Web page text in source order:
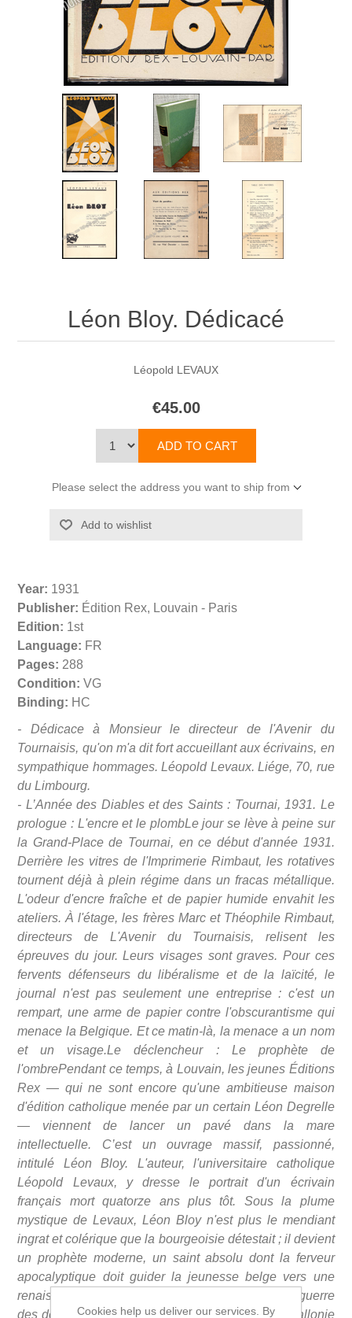
Léon Bloy. Dédicacé
Léopold LEVAUX
€45.00
Please select the address you want to ship from
Year: 1931
Publisher: Édition Rex, Louvain - Paris
Edition: 1st
Language: FR
Pages: 288
Condition: VG
Binding: HC
- Dédicace à Monsieur le directeur de l'Avenir du
Tournaisis, qu'on m'a dit fort accueillant aux écrivains, en
sympathique hommages. Léopold Levaux. Liége, 70, rue
du Limbourg.
- L’Année des Diables et des Saints : Tournai, 1931. Le
prologue : L'encre et le plombLe jour se lève à peine sur
la Grand-Place de Tournai, en ce début d'année 1931.
Derrière les vitres de l'Imprimerie Rimbaut, les rotatives
tournent déjà à plein régime dans un fracas métallique.
L'odeur d'encre fraîche et de papier humide envahit les
ateliers. À l'étage, les frères Marc et Théophile Rimbaut,
directeurs de L'Avenir du Tournaisis, relisent les
épreuves du jour. Leurs visages sont graves. Pour ces
fervents défenseurs du libéralisme et de la laïcité, le
journal n'est pas seulement une entreprise : c'est un
rempart, une arme de papier contre l'obscurantisme qui
menace la Belgique. Et ce matin-là, la menace a un nom
et un visage.Le déclencheur : Le prophète de
l'ombrePendant ce temps, à Louvain, les jeunes Éditions
Rex — qui ne sont encore qu'une ambitieuse maison
d'édition catholique menée par un certain Léon Degrelle
— viennent de lancer un pavé dans la mare
intellectuelle. C’est un ouvrage massif, passionné,
intitulé Léon Bloy. L'auteur, l'universitaire catholique
Léopold Levaux, y dresse le portrait d'un écrivain
français mort quatorze ans plus tôt. Sous la plume
mystique de Levaux, Léon Bloy n'est plus le mendiant
ingrat et colérique que la bourgeoisie détestait ; il devient
un prophète moderne, un saint absolu dont la ferveur
apocalyptique doit guider la jeunesse belge vers une
renaissance chrétienne radicale.Le conflit : La guerre
des deux TournaiLe livre de Levaux traverse la Wallonie
Cookies help us deliver our services. By